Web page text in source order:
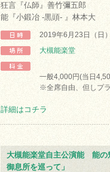
狂言『仏師』善竹彌五郎
能『小鍛冶 -黒頭- 』林本大
2019年6月23日（日
大槻能楽堂
一般4,000円(当日
※全席自由、但しプ
詳細はコチラ
大槻能楽堂自主公演能 能の
御息所を巡って」